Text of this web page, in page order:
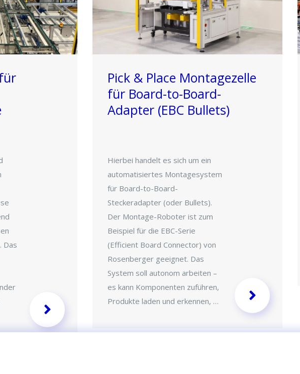
Das
Pick & Place Montagezelle
für Board-to-Board-
Adapter (EBC Bullets)
Hierbei handelt es sich um ein
automatisiertes Montagesystem
für Board-to-Board-
Steckeradapter (oder Bullets).
Der Montage-Roboter ist zum
Beispiel für die EBC-Serie
(Efficient Board Connector) von
Rosenberger geeignet. Das
System soll autonom arbeiten –
es kann Komponenten zuführen,
Produkte laden und erkennen, …